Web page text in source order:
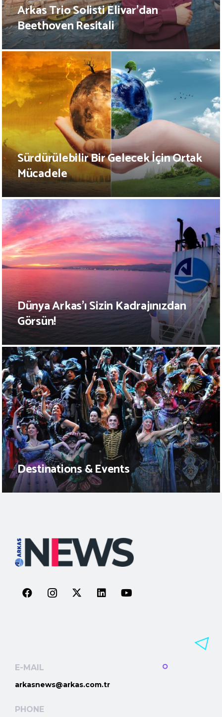
Arkas Trio Solisti Elivar’dan
Beethoven Resitali
Sürdürülebilir Bir Gelecek İçin Ortak
Mücadele
Dünya Arkas’ı Sizin Kadrajınızdan
Görsün!
Destinations & Events
E-MAIL
arkasnews@arkas.com.tr
PHONE